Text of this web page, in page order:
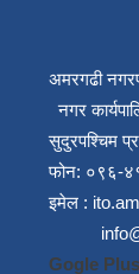
अमरगढी
नगर
सुदुरपश्चिम
फोन: ०९६-
इमेल :
Gogle